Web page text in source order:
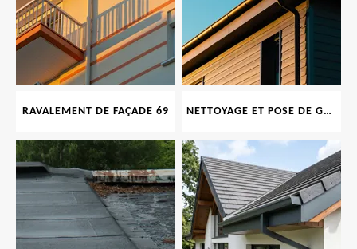
RAVALEMENT DE FAÇADE 69 NETTOYAGE ET POSE DE GOUTTIÈRE 69